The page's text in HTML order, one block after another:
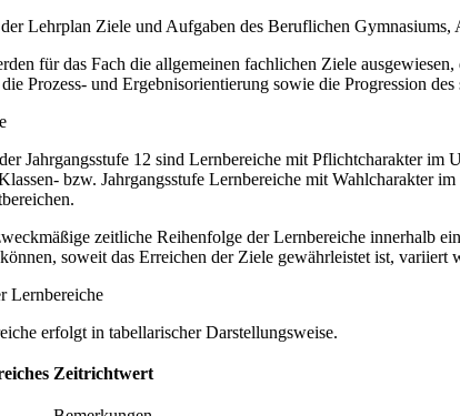
Lehrplan Ziele und Aufgaben des Beruflichen
für das Fach die allgemeinen fachlichen Ziele
Prozess- und Ergebnisorientierung sowie die Progression
Jahrgangsstufe 12 sind Lernbereiche mit Pflichtcharakter
bzw. Jahrgangsstufe Lernbereiche mit Wahlcharakter
zeitliche Reihenfolge der Lernbereiche innerhalb
soweit das Erreichen der Ziele gewährleistet ist, variiert
Lernbereiche
erfolgt in tabellarischer Darstellungsweise.
Zeitrichtwert